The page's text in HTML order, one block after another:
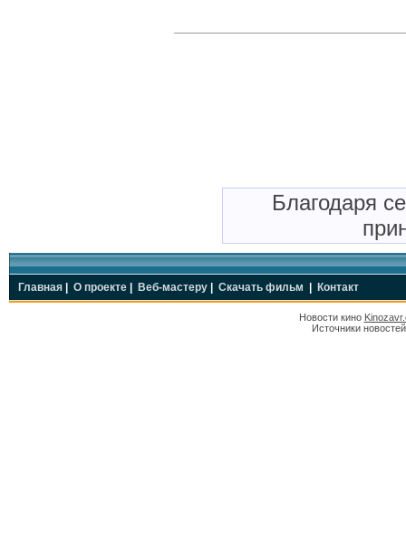
Благодаря
Главная О проекте Веб-мастеру Скачать фильм Контакт
Новости кино
Источники